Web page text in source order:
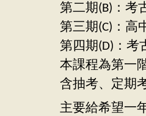
第二期(B)：考
第三期(C)：高
第四期(D)：考
本課程為第一
含抽考、定期
主要給希望一